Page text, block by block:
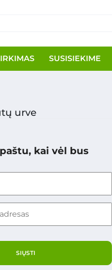
SUSISIEKIME
urve
kai vėl bus